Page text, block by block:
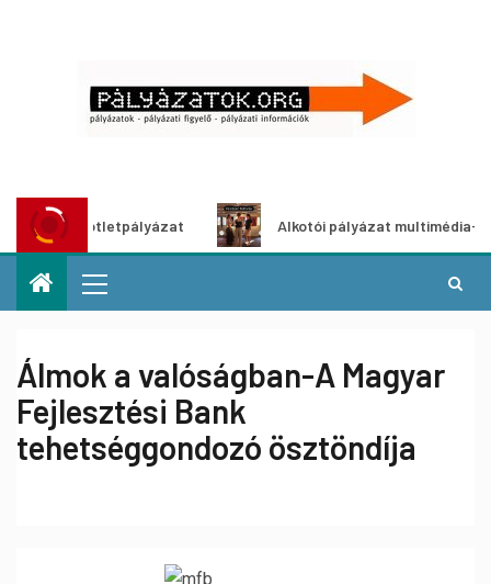
ötletpályázat Alkotói pályázat multimédia-
Álmok a valóságban-A Magyar
Fejlesztési Bank
tehetséggondozó ösztöndíja